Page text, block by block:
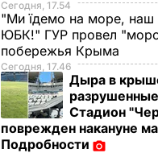
Сегодня, 17.54
"Ми їдемо на море, наш
ЮБК!" ГУР провел
побережья Крыма
Сегодня, 17.46
Дыра в
Стадион
поврежден накануне
Подробности